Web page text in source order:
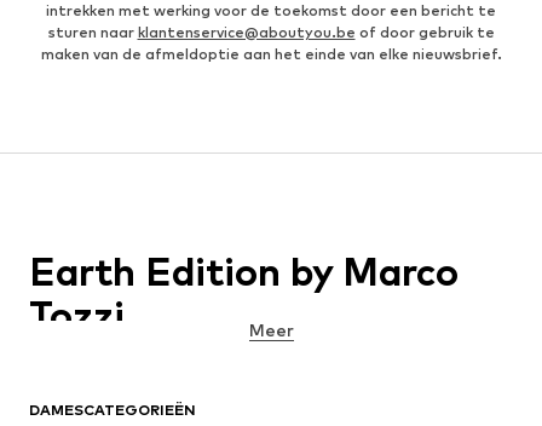
intrekken met werking voor de toekomst door een bericht te
sturen naar klantenservice@aboutyou.be of door gebruik te
maken van de afmeldoptie aan het einde van elke nieuwsbrief.
DAMESCATEGORIEËN
Earth Edition by Marco
Tozzi
Meer